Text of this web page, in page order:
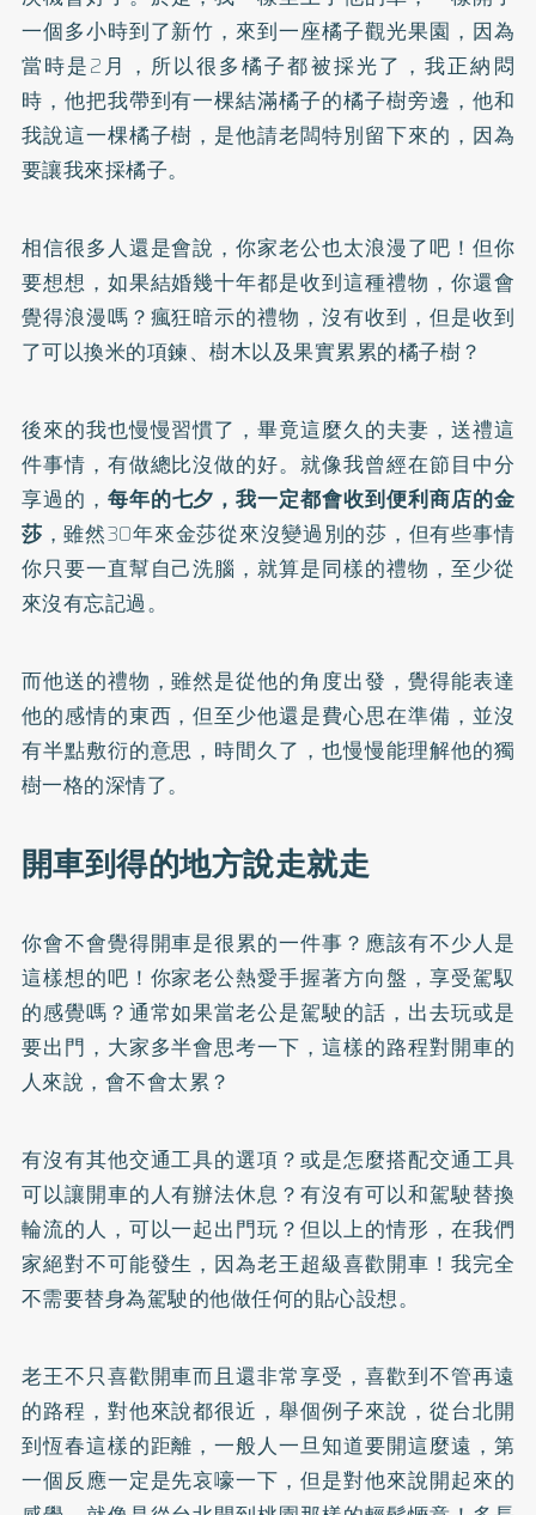
一個多小時到了新竹，來到一座橘子觀光果園，因為
當時是2月，所以很多橘子都被採光了，我正納悶
時，他把我帶到有一棵結滿橘子的橘子樹旁邊，他和
我說這一棵橘子樹，是他請老闆特別留下來的，因為
要讓我來採橘子。
相信很多人還是會說，你家老公也太浪漫了吧！但你
要想想，如果結婚幾十年都是收到這種禮物，你還會
覺得浪漫嗎？瘋狂暗示的禮物，沒有收到，但是收到
了可以換米的項鍊、樹木以及果實累累的橘子樹？
後來的我也慢慢習慣了，畢竟這麼久的夫妻，送禮這
件事情，有做總比沒做的好。就像我曾經在節目中分
享過的， 每年的七夕，我一定都會收到便利商店的金
莎 ，雖然30年來金莎從來沒變過別的莎，但有些事情
你只要一直幫自己洗腦，就算是同樣的禮物，至少從
來沒有忘記過。
而他送的禮物，雖然是從他的角度出發，覺得能表達
他的感情的東西，但至少他還是費心思在準備，並沒
有半點敷衍的意思，時間久了，也慢慢能理解他的獨
樹一格的深情了。
開車到得的地方說走就走
你會不會覺得開車是很累的一件事？應該有不少人是
這樣想的吧！你家老公熱愛手握著方向盤，享受駕馭
的感覺嗎？通常如果當老公是駕駛的話，出去玩或是
要出門，大家多半會思考一下，這樣的路程對開車的
人來說，會不會太累？
有沒有其他交通工具的選項？或是怎麼搭配交通工具
可以讓開車的人有辦法休息？有沒有可以和駕駛替換
輪流的人，可以一起出門玩？但以上的情形，在我們
家絕對不可能發生，因為老王超級喜歡開車！我完全
不需要替身為駕駛的他做任何的貼心設想。
老王不只喜歡開車而且還非常享受，喜歡到不管再遠
的路程，對他來說都很近，舉個例子來說，從台北開
到恆春這樣的距離，一般人一旦知道要開這麼遠，第
一個反應一定是先哀嚎一下，但是對他來說開起來的